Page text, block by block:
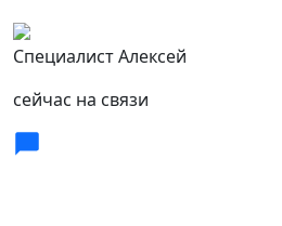
Специалист Алексей
сейчас на связи